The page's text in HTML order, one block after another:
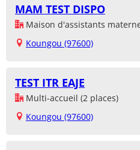
MAM TEST DISPO
Maison d'assistants
Koungou (97600)
TEST ITR EAJE
Multi-accueil (2 places)
Koungou (97600)